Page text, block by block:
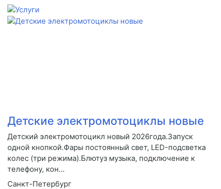
Детские электромотоциклы новые
Детский электромотоцикл новый 2026года.Запуск
одной кнопкой.Фары постоянный свет, LED-подсветка
колес (три режима).Блютуз музыка, подключение к
телефону, кон...
Санкт-Петербург